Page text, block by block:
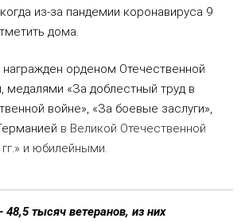
из-за пандемии коронавируса 9
дома.
орденом Отечественной
медалями «За доблестный труд в
войне», «За боевые заслуги»,
в Великой Отечественной
и юбилейными.
тысяч ветеранов, из них